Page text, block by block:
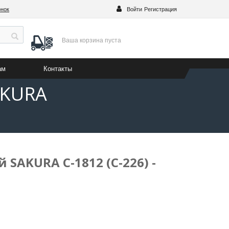
Войти Регистрация
Ваша корзина пуста
Контакты
C-1812 (C-226) -